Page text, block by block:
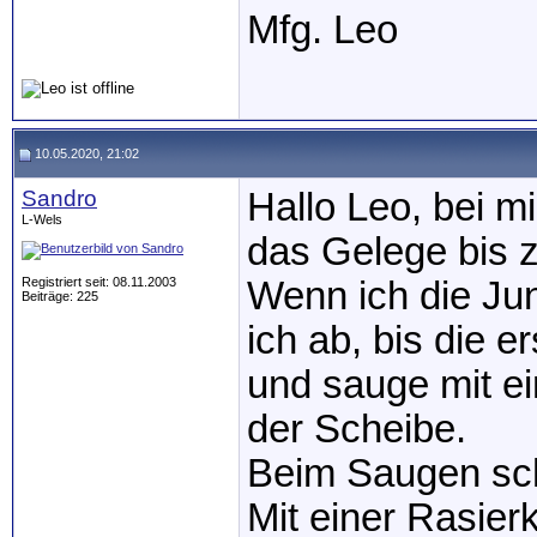
Mfg. Leo
10.05.2020, 21:02
Sandro
L-Wels
Registriert seit: 08.11.2003
Beiträge: 225
Hallo Leo, bei
das Gelege bis
Wenn ich die
ich ab, bis die
und sauge mit
der Scheibe.
Beim Saugen
Mit einer